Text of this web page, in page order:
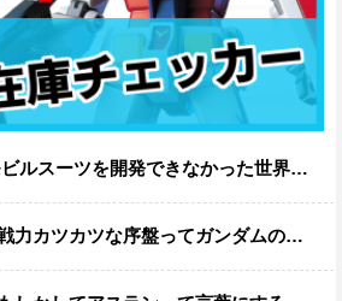
を開発できなかった世界線のガンダムｗｗｗｗｗｗｗ
ツな序盤ってガンダムの中だと割と珍しい気がする